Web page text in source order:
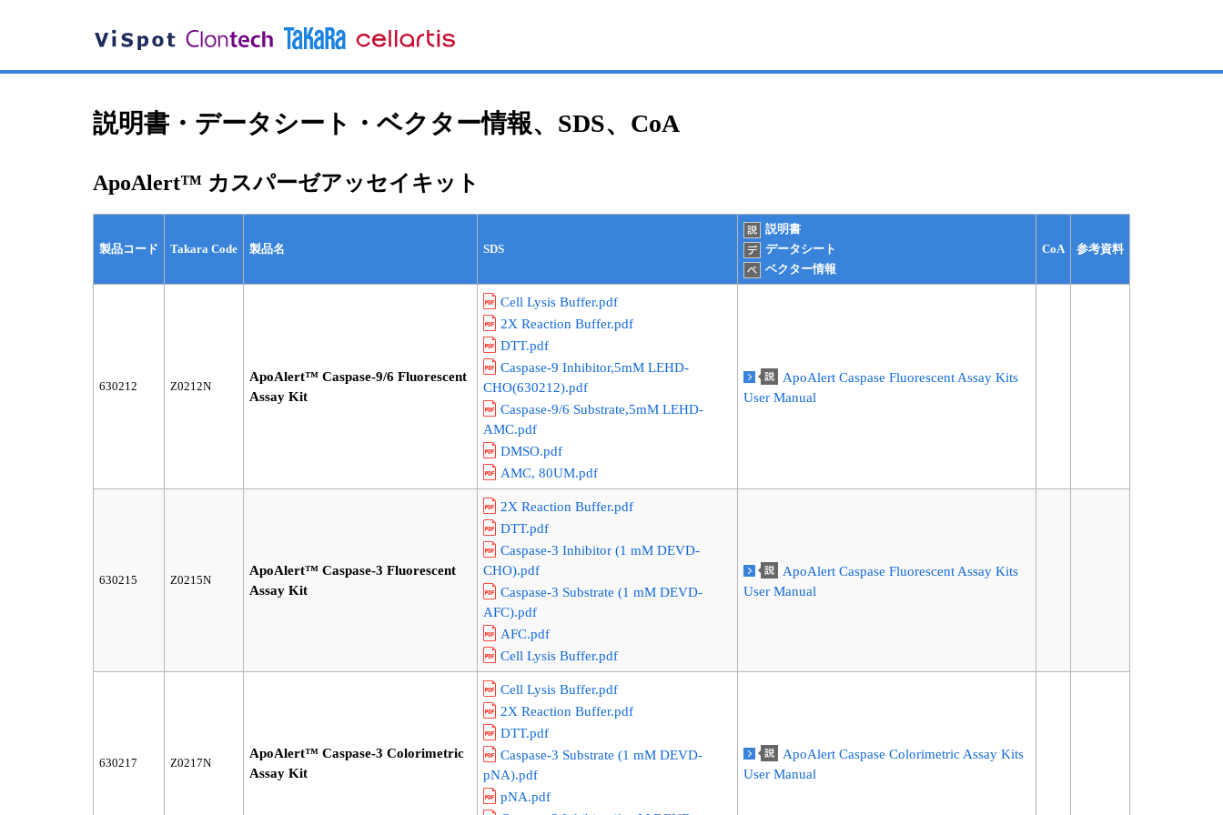
説明書・データシート・ベクター情報、SDS、CoA
ApoAlert™ カスパーゼアッセイキット
製品コード Takara Code 製品名 SDS
説明書
データシート
ベクター情報
CoA 参考資料
630212 Z0212N
ApoAlert™ Caspase-9/6 Fluorescent
Assay Kit
Cell Lysis Buffer.pdf
2X Reaction Buffer.pdf
DTT.pdf
Caspase-9 Inhibitor,5mM LEHD-
CHO(630212).pdf
Caspase-9/6 Substrate,5mM LEHD-
AMC.pdf
DMSO.pdf
AMC, 80UM.pdf
ApoAlert Caspase Fluorescent Assay Kits
User Manual
630215 Z0215N
ApoAlert™ Caspase-3 Fluorescent
Assay Kit
2X Reaction Buffer.pdf
DTT.pdf
Caspase-3 Inhibitor (1 mM DEVD-
CHO).pdf
Caspase-3 Substrate (1 mM DEVD-
AFC).pdf
AFC.pdf
Cell Lysis Buffer.pdf
ApoAlert Caspase Fluorescent Assay Kits
User Manual
630217 Z0217N
ApoAlert™ Caspase-3 Colorimetric
Assay Kit
Cell Lysis Buffer.pdf
2X Reaction Buffer.pdf
DTT.pdf
Caspase-3 Substrate (1 mM DEVD-
pNA).pdf
pNA.pdf
ApoAlert Caspase Colorimetric Assay Kits
User Manual